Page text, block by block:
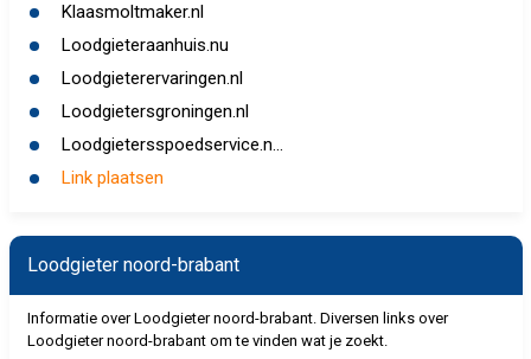
Klaasmoltmaker.nl
Loodgieteraanhuis.nu
Loodgieterervaringen.nl
Loodgietersgroningen.nl
Loodgietersspoedservice.n...
Link plaatsen
Loodgieter noord-brabant
Informatie over Loodgieter noord-brabant. Diversen links over
Loodgieter noord-brabant om te vinden wat je zoekt.